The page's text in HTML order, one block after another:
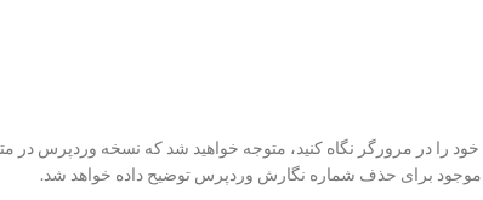
خود را در مرورگر نگاه کنید، متوجه خواهید شد که نسخه وردپرس در